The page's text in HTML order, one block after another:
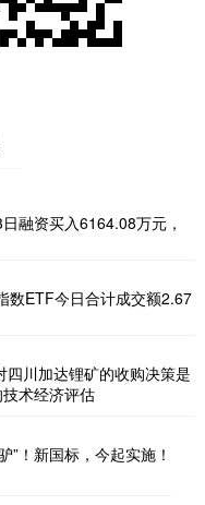
融资买入6164.08万元，
数ETF今日合计成交额2.67
川加达锂矿的收购决策是
术经济评估
”！新国标，今起实施！